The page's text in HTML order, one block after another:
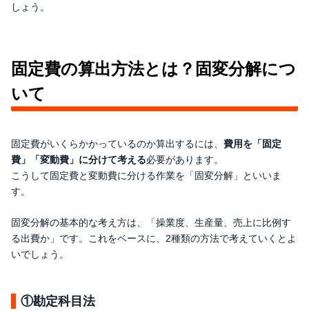
しょう。
固定費の算出方法とは？固変分解につ
いて
固定費がいくらかかっているのか算出するには、 費用を「固定
費」「変動費」に分けて考える必要があります。
こうして固定費と変動費に分ける作業を「固変分解」といいま
す。
固変分解の基本的な考え方は、「操業度、生産量、売上に比例す
る出費か」です。これをベースに、2種類の方法で考えていくとよ
いでしょう。
①勘定科目法